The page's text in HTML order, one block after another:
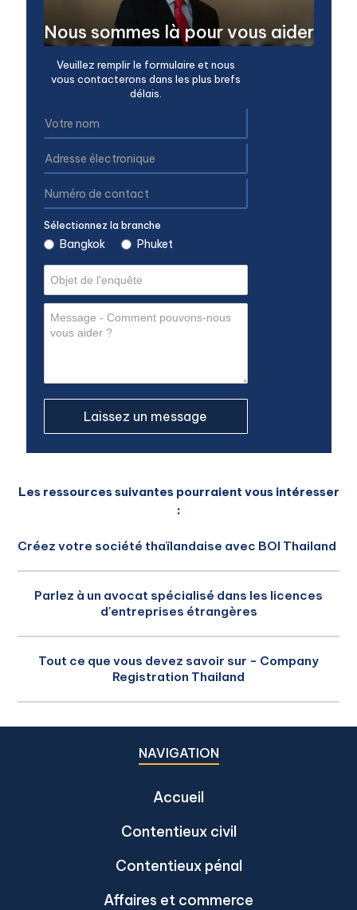
Nous sommes là pour vous aider
Veuillez remplir le formulaire et nous
vous contacterons dans les plus brefs
délais.
Sélectionnez la branche
Bangkok Phuket
Les ressources suivantes pourraient vous intéresser
:
Créez votre société thaïlandaise avec BOI Thailand
Parlez à un avocat spécialisé dans les licences
d'entreprises étrangères
Tout ce que vous devez savoir sur - Company
Registration Thailand
NAVIGATION
Accueil
Contentieux civil
Contentieux pénal
Affaires et commerce